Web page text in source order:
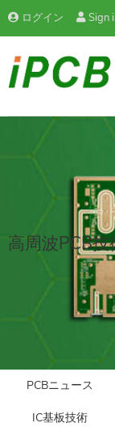
ログイン Sign
高周波PCB
PCBニュース
IC基板技術